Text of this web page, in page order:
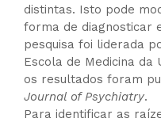
distintas. Isto pode
forma de diagnosticar
pesquisa foi liderada
Escola de Medicina da
os resultados foram
Journal of Psychiatry.
Para identificar as